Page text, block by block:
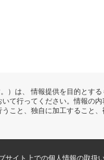
は、 情報提供を目的と
て行ってください。情報
こと、独自に加工するこ
サイト上での個人情報の取扱